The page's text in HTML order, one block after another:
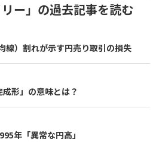
リー」の過去記事を読む
線）割れが示す円売り取引の損失
成形」の意味とは？
年「異常な円高」